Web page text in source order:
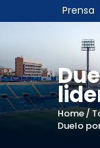
Prensa
Home
Duelo